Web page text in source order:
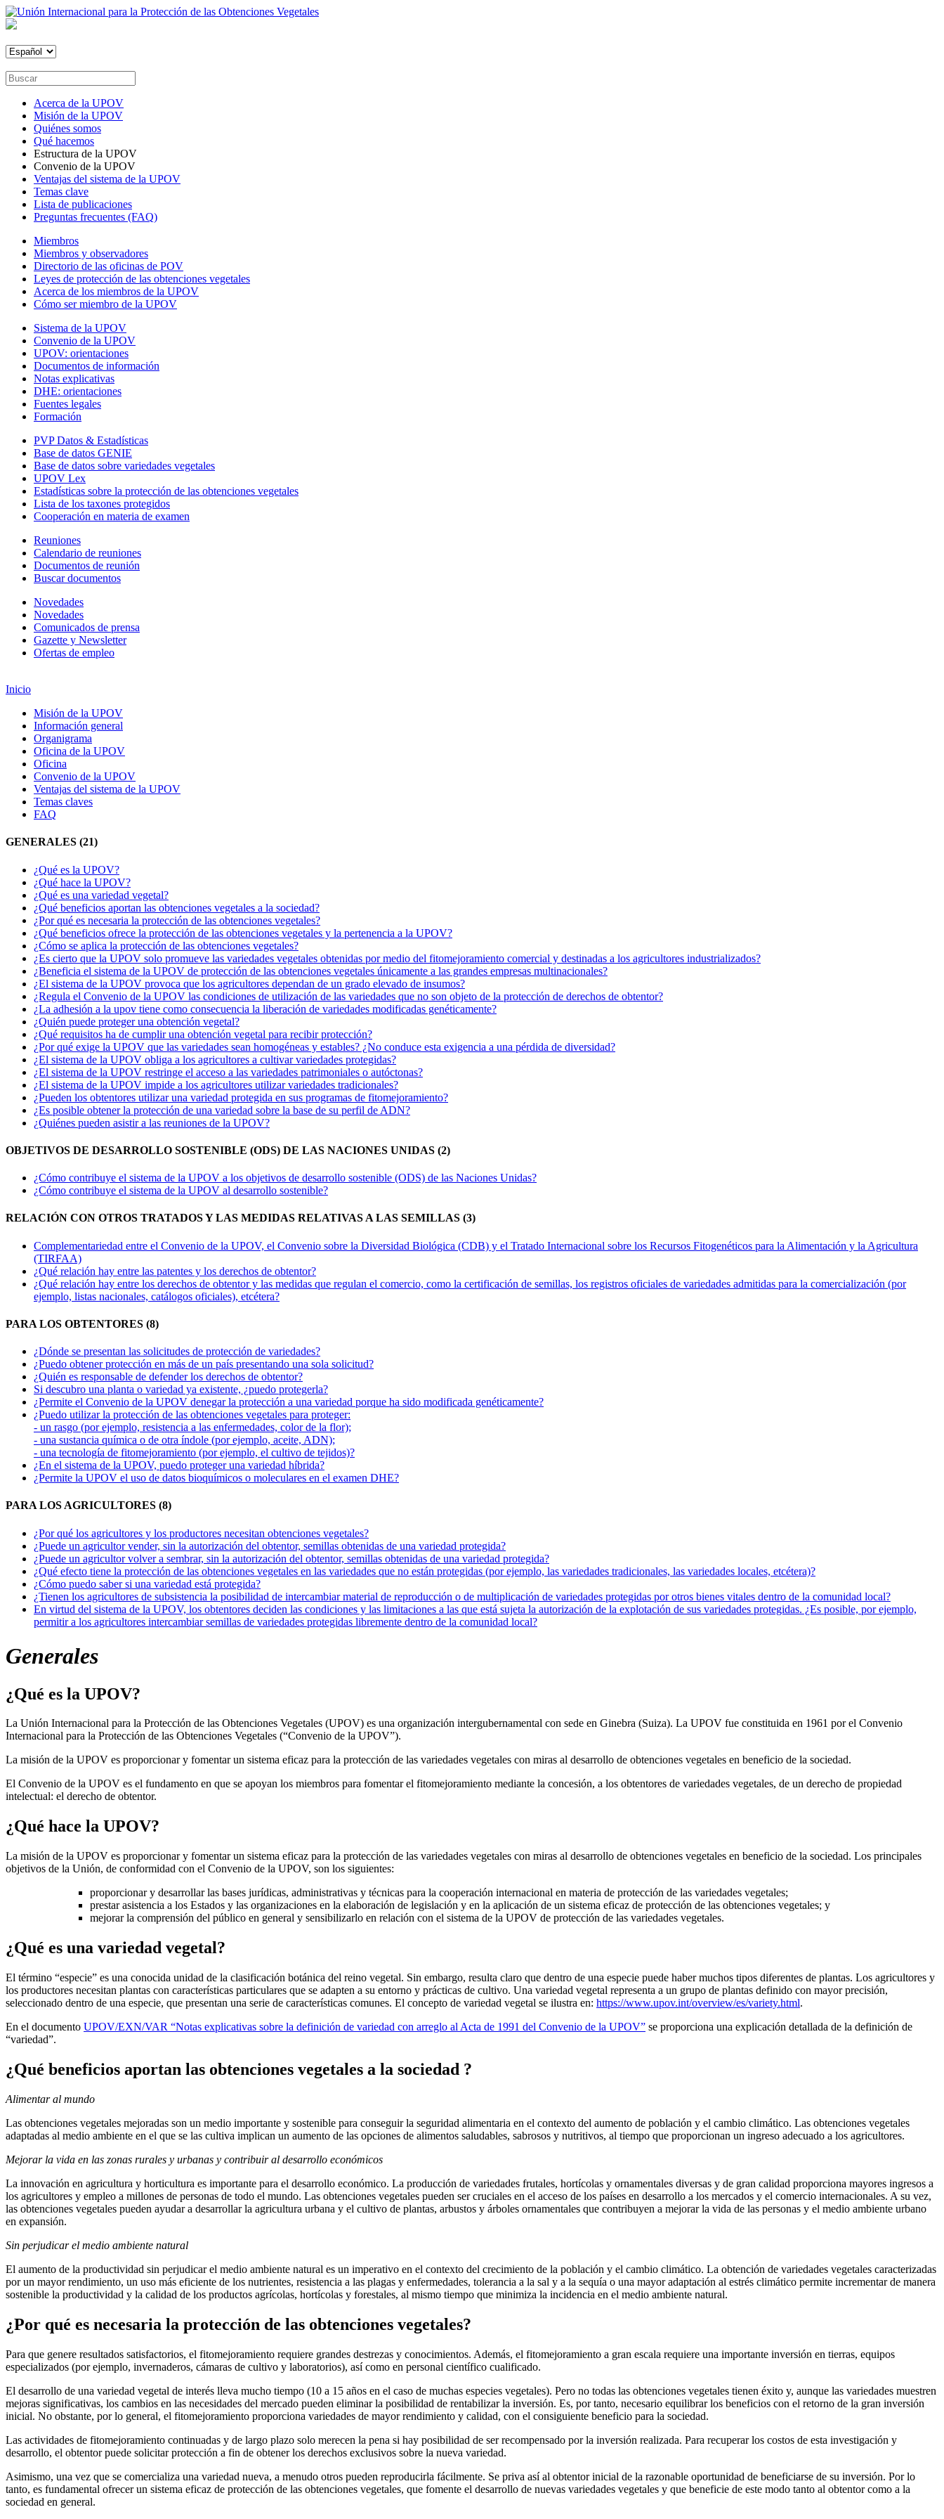
Acerca de la UPOV
Misión de la UPOV
Quiénes somos
Qué hacemos
Estructura de la UPOV
Convenio de la UPOV
Ventajas del sistema de la UPOV
Temas clave
Lista de publicaciones
Preguntas frecuentes (FAQ)
Miembros
Miembros y observadores
Directorio de las oficinas de POV
Leyes de protección de las obtenciones vegetales
Acerca de los miembros de la UPOV
Cómo ser miembro de la UPOV
Sistema de la UPOV
Convenio de la UPOV
UPOV: orientaciones
Documentos de información
Notas explicativas
DHE: orientaciones
Fuentes legales
Formación
PVP Datos & Estadísticas
Base de datos GENIE
Base de datos sobre variedades vegetales
UPOV Lex
Estadísticas sobre la protección de las obtenciones vegetales
Lista de los taxones protegidos
Cooperación en materia de examen
Reuniones
Calendario de reuniones
Documentos de reunión
Buscar documentos
Novedades
Novedades
Comunicados de prensa
Gazette y Newsletter
Ofertas de empleo
Inicio
Misión de la UPOV
Información general
Organigrama
Oficina de la UPOV
Oficina
Convenio de la UPOV
Ventajas del sistema de la UPOV
Temas claves
FAQ
GENERALES (21)
¿Qué es la UPOV?
¿Qué hace la UPOV?
¿Qué es una variedad vegetal?
¿Qué beneficios aportan las obtenciones vegetales a la sociedad?
¿Por qué es necesaria la protección de las obtenciones vegetales?
¿Qué beneficios ofrece la protección de las obtenciones vegetales y la pertenencia a la UPOV?
¿Cómo se aplica la protección de las obtenciones vegetales?
¿Es cierto que la UPOV solo promueve las variedades vegetales obtenidas por medio del fitomejoramiento comercial y destinadas a los agricultores industrializados?
¿Beneficia el sistema de la UPOV de protección de las obtenciones vegetales únicamente a las grandes empresas multinacionales?
¿El sistema de la UPOV provoca que los agricultores dependan de un grado elevado de insumos?
¿Regula el Convenio de la UPOV las condiciones de utilización de las variedades que no son objeto de la protección de derechos de obtentor?
¿La adhesión a la upov tiene como consecuencia la liberación de variedades modificadas genéticamente?
¿Quién puede proteger una obtención vegetal?
¿Qué requisitos ha de cumplir una obtención vegetal para recibir protección?
¿Por qué exige la UPOV que las variedades sean homogéneas y estables? ¿No conduce esta exigencia a una pérdida de diversidad?
¿El sistema de la UPOV obliga a los agricultores a cultivar variedades protegidas?
¿El sistema de la UPOV restringe el acceso a las variedades patrimoniales o autóctonas?
¿El sistema de la UPOV impide a los agricultores utilizar variedades tradicionales?
¿Pueden los obtentores utilizar una variedad protegida en sus programas de fitomejoramiento?
¿Es posible obtener la protección de una variedad sobre la base de su perfil de ADN?
¿Quiénes pueden asistir a las reuniones de la UPOV?
OBJETIVOS DE DESARROLLO SOSTENIBLE (ODS) DE LAS NACIONES UNIDAS (2)
¿Cómo contribuye el sistema de la UPOV a los objetivos de desarrollo sostenible (ODS) de las Naciones Unidas?
¿Cómo contribuye el sistema de la UPOV al desarrollo sostenible?
RELACIÓN CON OTROS TRATADOS Y LAS MEDIDAS RELATIVAS A LAS SEMILLAS (3)
Complementariedad entre el Convenio de la UPOV, el Convenio sobre la Diversidad Biológica (CDB) y el Tratado Internacional sobre los Recursos Fitogenéticos para la Alimentación y la Agricultura
(TIRFAA)
¿Qué relación hay entre las patentes y los derechos de obtentor?
¿Qué relación hay entre los derechos de obtentor y las medidas que regulan el comercio, como la certificación de semillas, los registros oficiales de variedades admitidas para la comercialización (por
ejemplo, listas nacionales, catálogos oficiales), etcétera?
PARA LOS OBTENTORES (8)
¿Dónde se presentan las solicitudes de protección de variedades?
¿Puedo obtener protección en más de un país presentando una sola solicitud?
¿Quién es responsable de defender los derechos de obtentor?
Si descubro una planta o variedad ya existente, ¿puedo protegerla?
¿Permite el Convenio de la UPOV denegar la protección a una variedad porque ha sido modificada genéticamente?
¿Puedo utilizar la protección de las obtenciones vegetales para proteger:
- un rasgo (por ejemplo, resistencia a las enfermedades, color de la flor);
- una sustancia química o de otra índole (por ejemplo, aceite, ADN);
- una tecnología de fitomejoramiento (por ejemplo, el cultivo de tejidos)?
¿En el sistema de la UPOV, puedo proteger una variedad híbrida?
¿Permite la UPOV el uso de datos bioquímicos o moleculares en el examen DHE?
PARA LOS AGRICULTORES (8)
¿Por qué los agricultores y los productores necesitan obtenciones vegetales?
¿Puede un agricultor vender, sin la autorización del obtentor, semillas obtenidas de una variedad protegida?
¿Puede un agricultor volver a sembrar, sin la autorización del obtentor, semillas obtenidas de una variedad protegida?
¿Qué efecto tiene la protección de las obtenciones vegetales en las variedades que no están protegidas (por ejemplo, las variedades tradicionales, las variedades locales, etcétera)?
¿Cómo puedo saber si una variedad está protegida?
¿Tienen los agricultores de subsistencia la posibilidad de intercambiar material de reproducción o de multiplicación de variedades protegidas por otros bienes vitales dentro de la comunidad local?
En virtud del sistema de la UPOV, los obtentores deciden las condiciones y las limitaciones a las que está sujeta la autorización de la explotación de sus variedades protegidas. ¿Es posible, por ejemplo,
permitir a los agricultores intercambiar semillas de variedades protegidas libremente dentro de la comunidad local?
Generales
¿Qué es la UPOV?
La Unión Internacional para la Protección de las Obtenciones Vegetales (UPOV) es una organización intergubernamental con sede en Ginebra (Suiza). La UPOV fue constituida en 1961 por el Convenio
Internacional para la Protección de las Obtenciones Vegetales (“Convenio de la UPOV”).
La misión de la UPOV es proporcionar y fomentar un sistema eficaz para la protección de las variedades vegetales con miras al desarrollo de obtenciones vegetales en beneficio de la sociedad.
El Convenio de la UPOV es el fundamento en que se apoyan los miembros para fomentar el fitomejoramiento mediante la concesión, a los obtentores de variedades vegetales, de un derecho de propiedad
intelectual: el derecho de obtentor.
¿Qué hace la UPOV?
La misión de la UPOV es proporcionar y fomentar un sistema eficaz para la protección de las variedades vegetales con miras al desarrollo de obtenciones vegetales en beneficio de la sociedad. Los principales
objetivos de la Unión, de conformidad con el Convenio de la UPOV, son los siguientes:
proporcionar y desarrollar las bases jurídicas, administrativas y técnicas para la cooperación internacional en materia de protección de las variedades vegetales;
prestar asistencia a los Estados y las organizaciones en la elaboración de legislación y en la aplicación de un sistema eficaz de protección de las obtenciones vegetales; y
mejorar la comprensión del público en general y sensibilizarlo en relación con el sistema de la UPOV de protección de las variedades vegetales.
¿Qué es una variedad vegetal?
El término “especie” es una conocida unidad de la clasificación botánica del reino vegetal. Sin embargo, resulta claro que dentro de una especie puede haber muchos tipos diferentes de plantas. Los agricultores y
los productores necesitan plantas con características particulares que se adapten a su entorno y prácticas de cultivo. Una variedad vegetal representa a un grupo de plantas definido con mayor precisión,
seleccionado dentro de una especie, que presentan una serie de características comunes. El concepto de variedad vegetal se ilustra en: https://www.upov.int/overview/es/variety.html.
En el documento UPOV/EXN/VAR “Notas explicativas sobre la definición de variedad con arreglo al Acta de 1991 del Convenio de la UPOV” se proporciona una explicación detallada de la definición de
“variedad”.
¿Qué beneficios aportan las obtenciones vegetales a la sociedad ?
Alimentar al mundo
Las obtenciones vegetales mejoradas son un medio importante y sostenible para conseguir la seguridad alimentaria en el contexto del aumento de población y el cambio climático. Las obtenciones vegetales
adaptadas al medio ambiente en el que se las cultiva implican un aumento de las opciones de alimentos saludables, sabrosos y nutritivos, al tiempo que proporcionan un ingreso adecuado a los agricultores.
Mejorar la vida en las zonas rurales y urbanas y contribuir al desarrollo económicos
La innovación en agricultura y horticultura es importante para el desarrollo económico. La producción de variedades frutales, hortícolas y ornamentales diversas y de gran calidad proporciona mayores ingresos a
los agricultores y empleo a millones de personas de todo el mundo. Las obtenciones vegetales pueden ser cruciales en el acceso de los países en desarrollo a los mercados y el comercio internacionales. A su vez,
las obtenciones vegetales pueden ayudar a desarrollar la agricultura urbana y el cultivo de plantas, arbustos y árboles ornamentales que contribuyen a mejorar la vida de las personas y el medio ambiente urbano
en expansión.
Sin perjudicar el medio ambiente natural
El aumento de la productividad sin perjudicar el medio ambiente natural es un imperativo en el contexto del crecimiento de la población y el cambio climático. La obtención de variedades vegetales caracterizadas
por un mayor rendimiento, un uso más eficiente de los nutrientes, resistencia a las plagas y enfermedades, tolerancia a la sal y a la sequía o una mayor adaptación al estrés climático permite incrementar de manera
sostenible la productividad y la calidad de los productos agrícolas, hortícolas y forestales, al mismo tiempo que minimiza la incidencia en el medio ambiente natural.
¿Por qué es necesaria la protección de las obtenciones vegetales?
Para que genere resultados satisfactorios, el fitomejoramiento requiere grandes destrezas y conocimientos. Además, el fitomejoramiento a gran escala requiere una importante inversión en tierras, equipos
especializados (por ejemplo, invernaderos, cámaras de cultivo y laboratorios), así como en personal científico cualificado.
El desarrollo de una variedad vegetal de interés lleva mucho tiempo (10 a 15 años en el caso de muchas especies vegetales). Pero no todas las obtenciones vegetales tienen éxito y, aunque las variedades muestren
mejoras significativas, los cambios en las necesidades del mercado pueden eliminar la posibilidad de rentabilizar la inversión. Es, por tanto, necesario equilibrar los beneficios con el retorno de la gran inversión
inicial. No obstante, por lo general, el fitomejoramiento proporciona variedades de mayor rendimiento y calidad, con el consiguiente beneficio para la sociedad.
Las actividades de fitomejoramiento continuadas y de largo plazo solo merecen la pena si hay posibilidad de ser recompensado por la inversión realizada. Para recuperar los costos de esta investigación y
desarrollo, el obtentor puede solicitar protección a fin de obtener los derechos exclusivos sobre la nueva variedad.
Asimismo, una vez que se comercializa una variedad nueva, a menudo otros pueden reproducirla fácilmente. Se priva así al obtentor inicial de la razonable oportunidad de beneficiarse de su inversión. Por lo
tanto, es fundamental ofrecer un sistema eficaz de protección de las obtenciones vegetales, que fomente el desarrollo de nuevas variedades vegetales y que beneficie de este modo tanto al obtentor como a la
sociedad en general.